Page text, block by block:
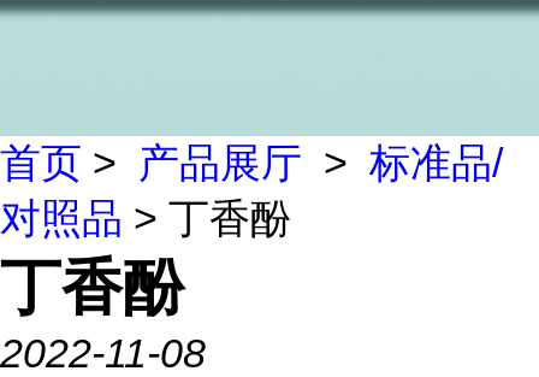
首页 > 产品展厅 > 标准品/
对照品 > 丁香酚
丁香酚
2022-11-08